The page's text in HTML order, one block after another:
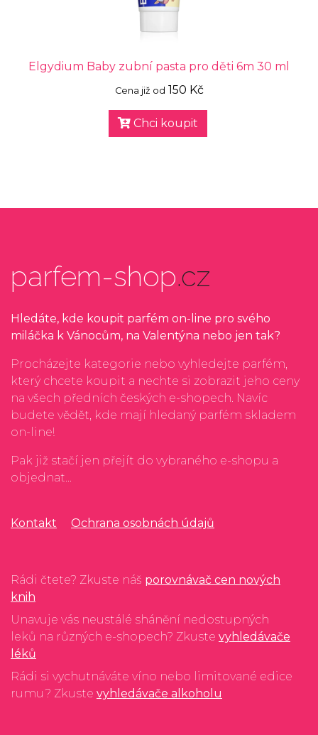
Elgydium Baby zubní pasta pro děti 6m 30 ml
Cena již od 150 Kč
Chci koupit
parfem-shop.cz
Hledáte, kde koupit parfém on-line pro svého
miláčka k Vánocům, na Valentýna nebo jen tak?
Procházejte kategorie nebo vyhledejte parfém,
který chcete koupit a nechte si zobrazit jeho ceny
na všech předních českých e-shopech. Navíc
budete vědět, kde mají hledaný parfém skladem
on-line!
Pak již stačí jen přejít do vybraného e-shopu a
objednat...
Kontakt Ochrana osobnách údajů
Rádi čtete? Zkuste náš porovnávač cen nových
knih
Unavuje vás neustálé shánění nedostupných
leků na různých e-shopech? Zkuste vyhledávače
léků
Rádi si vychutnáváte víno nebo limitované edice
rumu? Zkuste vyhledávače alkoholu